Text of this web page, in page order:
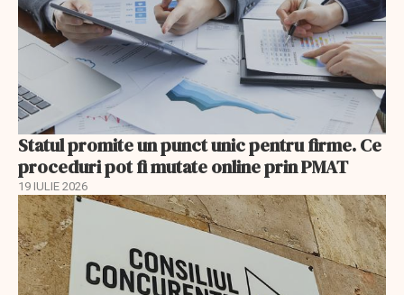
Statul promite un punct unic pentru firme. Ce
proceduri pot fi mutate online prin PMAT
19 IULIE 2026